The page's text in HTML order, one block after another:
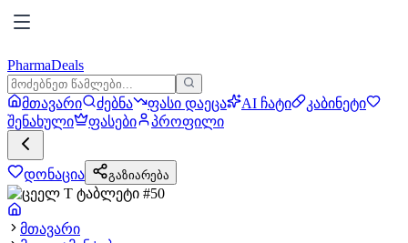
PharmaDeals
მთავარი ძებნა ფასი დაეცა AI ჩატი
კაბინეტი
შენახული
ფასები პროფილი
დონაცია გაზიარება
მთავარი